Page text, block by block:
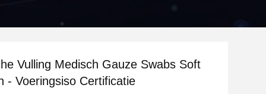
Vulling Medisch Gauze Swabs Soft
- Voeringsiso Certificatie